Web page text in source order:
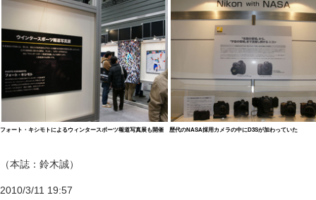
フォート・キシモトによるウィンタースポーツ報道写真展も開催 歴代のNASA採用カメラの中にD3Sが加わっていた
（本誌：鈴木誠）
2010/3/11 19:57